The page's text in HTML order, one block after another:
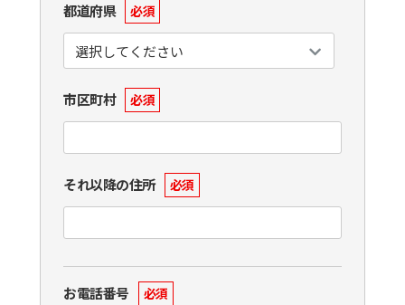
都道府県 必須
市区町村 必須
それ以降の住所 必須
お電話番号 必須